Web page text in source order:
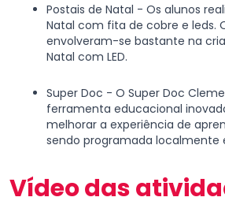
Postais de Natal - Os alunos
Natal com fita de cobre e leds.
envolveram-se bastante na
Natal com LED.
Super Doc - O Super Doc
ferramenta educacional
melhorar a experiência de
sendo programada localmente
Vídeo das